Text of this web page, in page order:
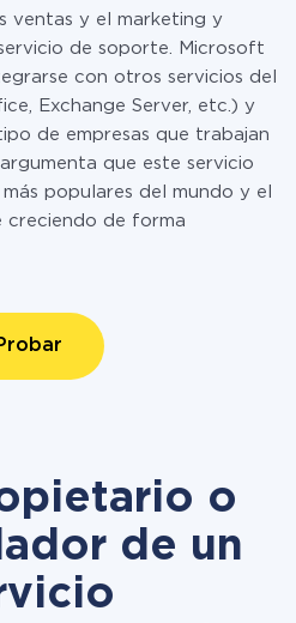
ventas y el marketing y
de soporte. Microsoft
con otros servicios del
Exchange Server, etc.) y
de empresas que trabajan
que este servicio
populares del mundo y el
creciendo de forma
o
de un